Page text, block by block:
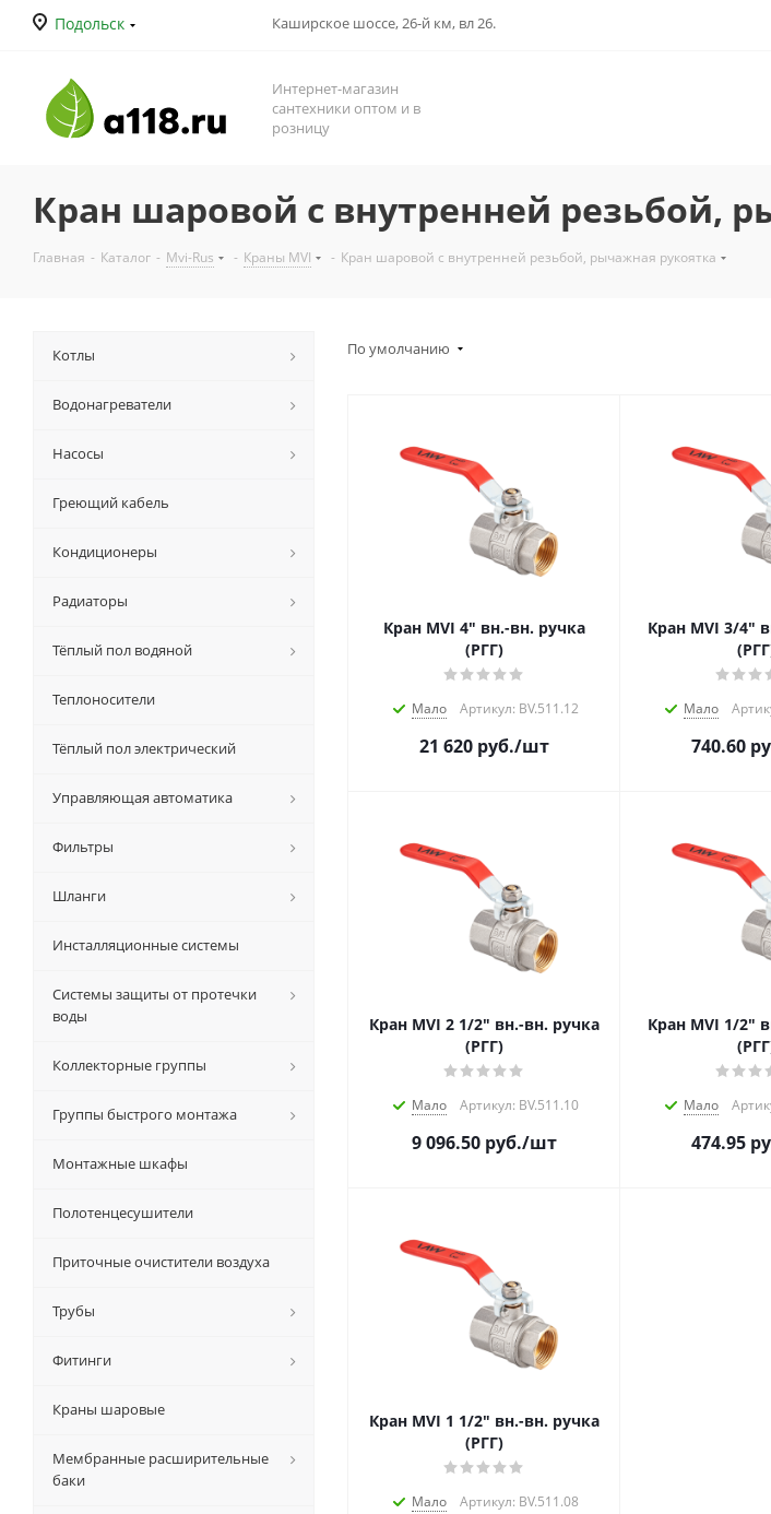
Подольск Каширское шоссе, 26-й км, вл 26.
Интернет-магазин
сантехники оптом и в
розницу
Кран шаровой с внутренней резьбой,
Главная - Каталог - Mvi-Rus - Краны MVI - Кран шаровой с внутренней резьбой, рычажная рукоятка
По умолчанию
Кран MVI 4" вн.-вн. ручка
(РГГ)
Мало Артикул: BV.511.12
21 620 руб./шт
Кран MVI 3/4"
Мало
740.60
Кран MVI 2 1/2" вн.-вн. ручка
(РГГ)
Мало Артикул: BV.511.10
9 096.50 руб./шт
Кран MVI 1/2"
Мало
474.95
Кран MVI 1 1/2" вн.-вн. ручка
(РГГ)
Мало Артикул: BV.511.08
Котлы
Водонагреватели
Насосы
Греющий кабель
Кондиционеры
Радиаторы
Тёплый пол водяной
Теплоносители
Тёплый пол электрический
Управляющая автоматика
Фильтры
Шланги
Инсталляционные системы
Системы защиты от протечки
воды
Коллекторные группы
Группы быстрого монтажа
Монтажные шкафы
Полотенцесушители
Приточные очистители воздуха
Трубы
Фитинги
Краны шаровые
Мембранные расширительные
баки